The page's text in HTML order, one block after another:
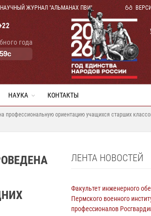
НАУЧНЫЙ ЖУРНАЛ "АЛЬМАНАХ ПВИ"
года
58с
НАУКА КОНТАКТЫ
профессиональную ориентацию учащихся старших
ЛЕНТА НОВОСТЕЙ
Факультет инженерного
Пермского военного
профессионалов